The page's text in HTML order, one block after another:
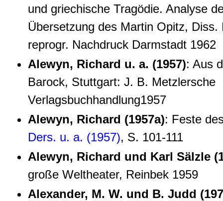
und griechische Tragödie. Analyse
Übersetzung des Martin Opitz, Diss.
reprogr. Nachdruck Darmstadt 1962
Alewyn, Richard u. a. (1957): Aus
Barock, Stuttgart: J. B. Metzlersche
Verlagsbuchhandlung1957
Alewyn, Richard (1957a): Feste
Ders. u. a. (1957), S. 101-111
Alewyn, Richard und Karl Sälzle
große Weltheater, Reinbek 1959
Alexander, M. W. und B. Judd